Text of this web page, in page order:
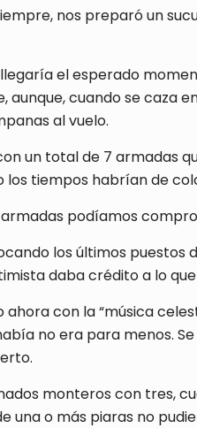
nos preparó un
el esperado
aunque, cuando se caza
al vuelo.
un total de 7 armadas
los tiempos habrían de
podíamos
los últimos puestos
daba crédito a lo
con la “música
no era para menos.
monteros con tres,
una o más piaras no